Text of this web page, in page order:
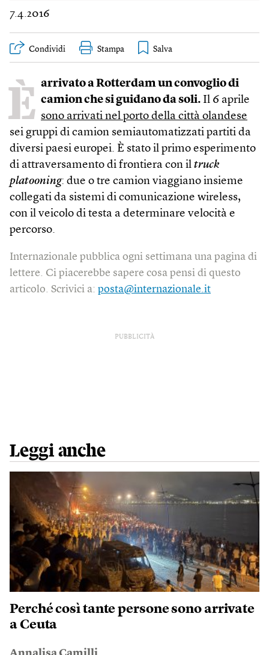
7.4.2016
Condividi Stampa
È arrivato a Rotterdam un convoglio di
camion che si guidano da soli. Il 6 aprile
sono arrivati nel porto della città olandese
sei gruppi di camion semiautomatizzati partiti da
diversi paesi europei. È stato il primo esperimento
di attraversamento di frontiera con il truck
platooning: due o tre camion viaggiano insieme
collegati da sistemi di comunicazione wireless,
con il veicolo di testa a determinare velocità e
percorso.
Internazionale pubblica ogni settimana una pagina di
lettere. Ci piacerebbe sapere cosa pensi di questo
articolo. Scrivici a: posta@internazionale.it
PUBBLICITÀ
Leggi anche
Perché così tante persone sono arrivate
a Ceuta